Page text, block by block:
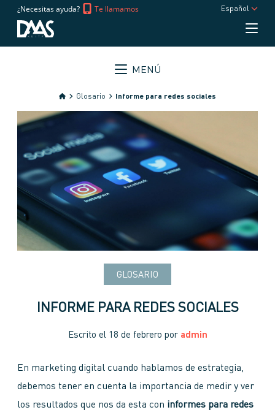
¿Necesitas ayuda? Te llamamos Español
MENÚ
Glosario Informe para redes sociales
GLOSARIO
INFORME PARA REDES SOCIALES
Escrito el 18 de febrero por admin
En marketing digital cuando hablamos de estrategia,
debemos tener en cuenta la importancia de medir y ver
los resultados que nos da esta con informes para redes